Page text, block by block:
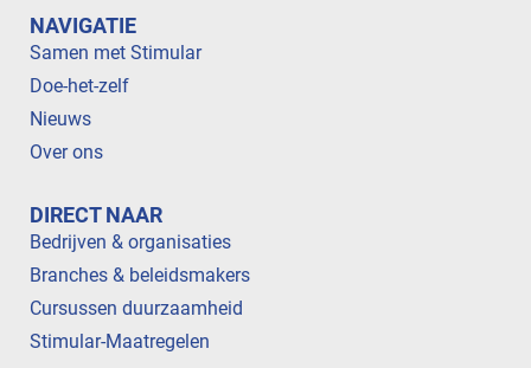
NAVIGATIE
Samen met Stimular
Doe-het-zelf
Nieuws
Over ons
DIRECT NAAR
Bedrijven & organisaties
Branches & beleidsmakers
Cursussen duurzaamheid
Stimular-Maatregelen